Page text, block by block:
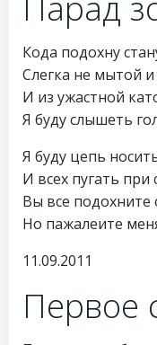
Кода подохну
Слегка не мытой и
И из ужастной
Я буду слышеть
Я буду цепь
И всех пугать при
Вы все подохните
Но пажалеите
11.09.2011
Первое